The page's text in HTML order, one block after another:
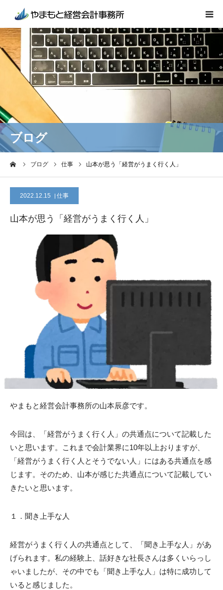
ブログ
ブログ 仕事 山本が思う「経営がうまく行く人」
2022.12.15 仕事
山本が思う「経営がうまく行く人」
やまもと経営会計事務所の山本辰彦です。
今回は、「経営がうまく行く人」の共通点について記載した
いと思います。これまで会計業界に10年以上おりますが、
「経営がうまく行く人とそうでない人」にはある共通点を感
じます。そのため、山本が感じた共通点について記載してい
きたいと思います。
１．聞き上手な人
経営がうまく行く人の共通点として、「聞き上手な人」があ
げられます。私の経験上、話好きな社長さんは多くいらっし
ゃいましたが、その中でも「聞き上手な人」は特に成功して
いると感じました。
事業所紹介
業務内容
会計事務所をお探しのお客様へ
ブログ
お問い合わせ